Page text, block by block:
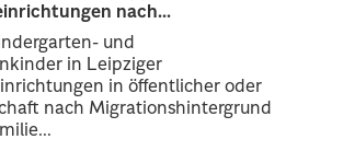
nach...
und
in Leipziger
in öffentlicher oder
nach Migrationshintergrund